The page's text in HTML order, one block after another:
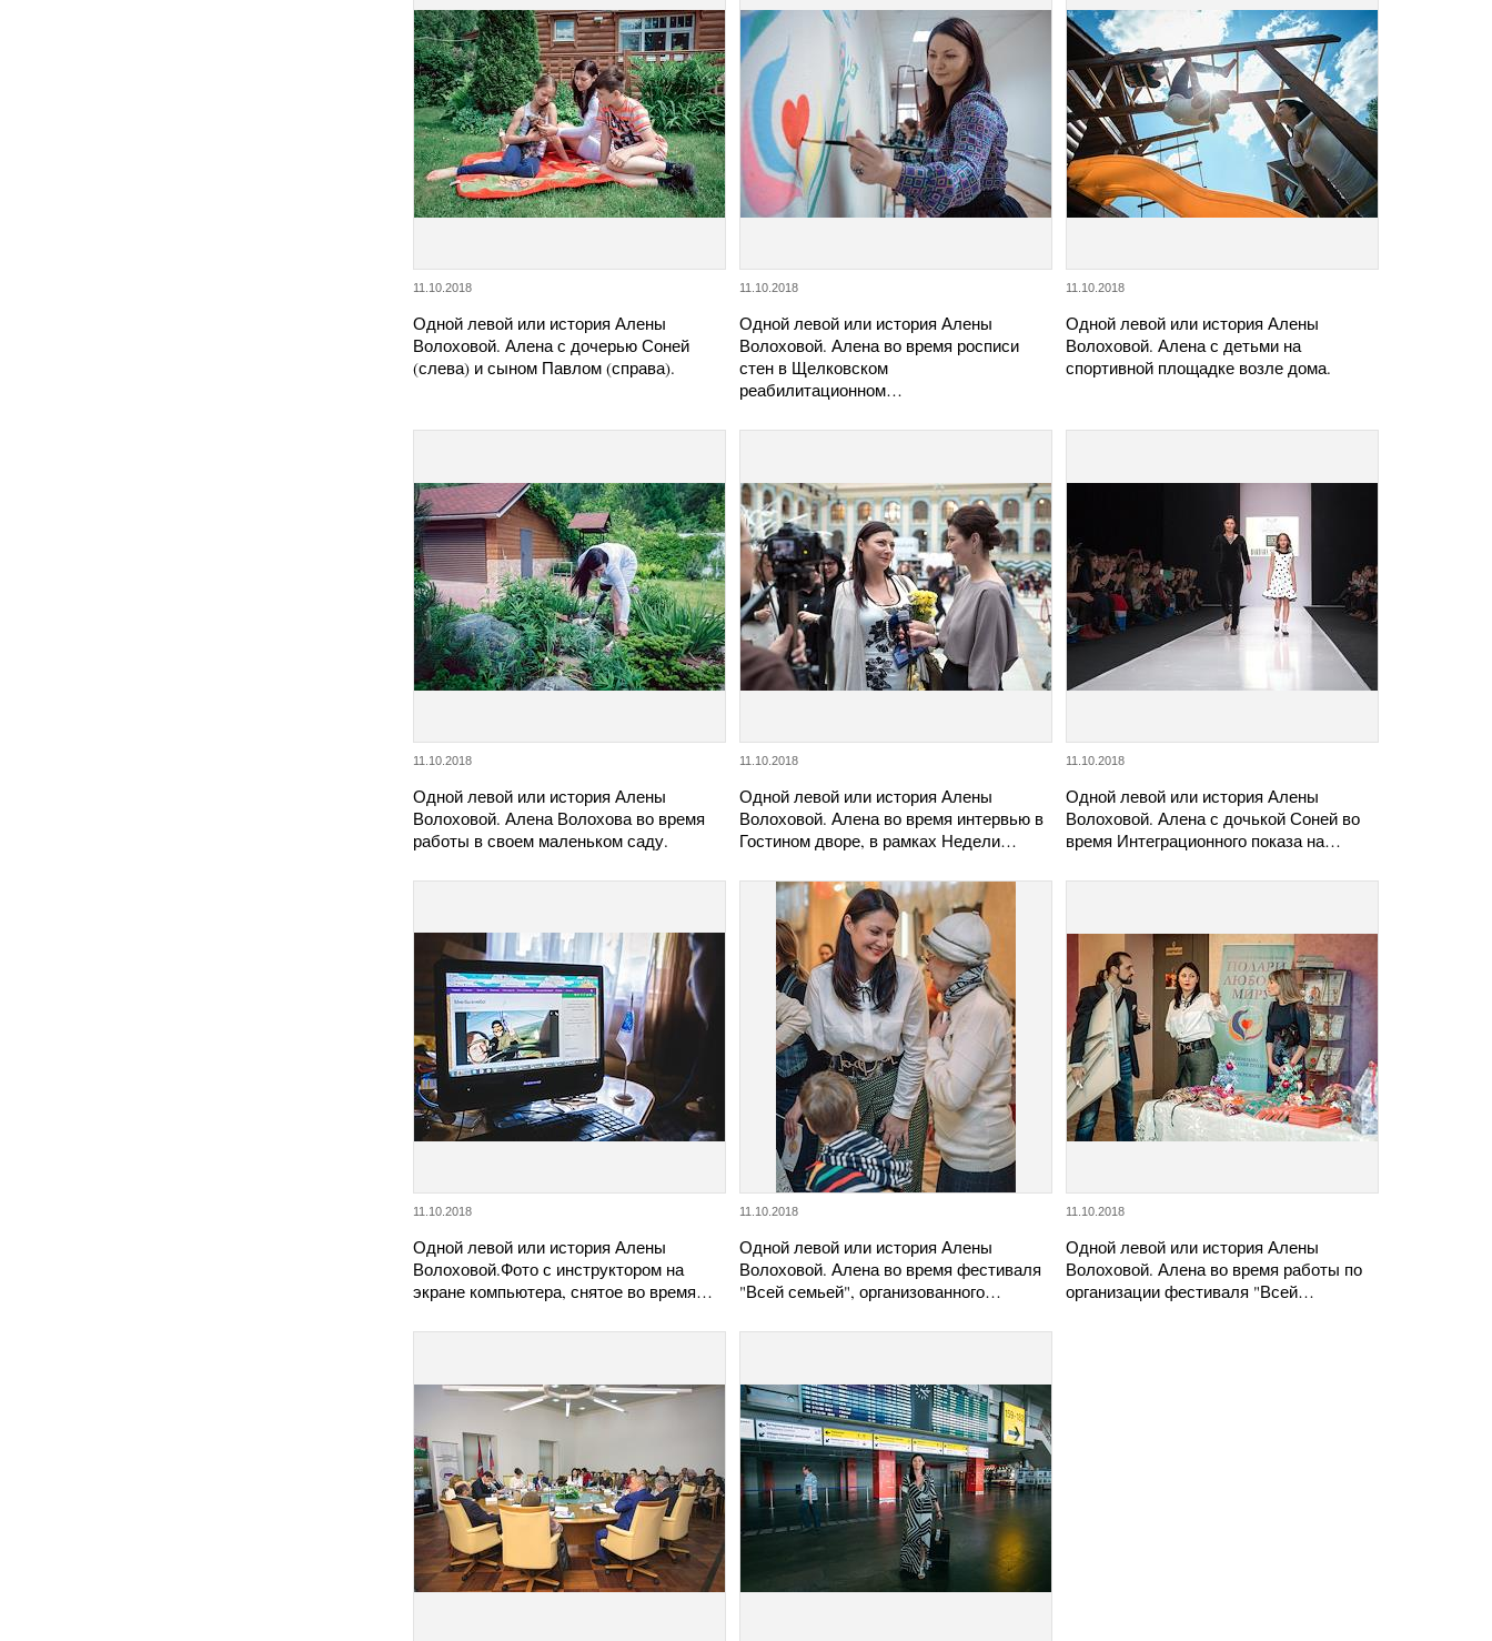
11.10.2018
Одной левой или история Алены
Волоховой. Алена с дочерью Соней
(слева) и сыном Павлом (справа).
11.10.2018
Одной левой или история Алены
Волоховой. Алена во время росписи
стен в Щелковском
реабилитационном…
11.10.2018
Одной левой или история Алены
Волоховой. Алена с детьми на
спортивной площадке возле дома.
11.10.2018
Одной левой или история Алены
Волоховой. Алена Волохова во время
работы в своем маленьком саду.
11.10.2018
Одной левой или история Алены
Волоховой. Алена во время интервью в
Гостином дворе, в рамках Недели…
11.10.2018
Одной левой или история Алены
Волоховой. Алена с дочькой Соней во
время Интеграционного показа на…
11.10.2018
Одной левой или история Алены
Волоховой.Фото с инструктором на
экране компьютера, снятое во время…
11.10.2018
Одной левой или история Алены
Волоховой. Алена во время фестиваля
"Всей семьей", организованного…
11.10.2018
Одной левой или история Алены
Волоховой. Алена во время работы по
организации фестиваля "Всей…